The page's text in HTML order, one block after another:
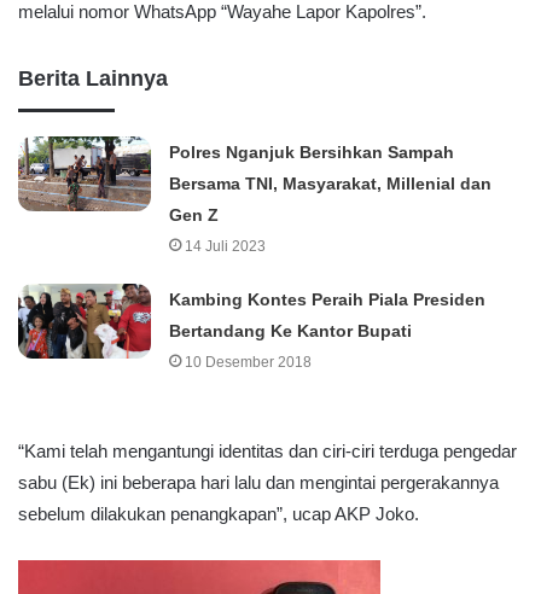
melalui nomor WhatsApp “Wayahe Lapor Kapolres”.
Berita Lainnya
Polres Nganjuk Bersihkan Sampah
Bersama TNI, Masyarakat, Millenial dan
Gen Z
14 Juli 2023
Kambing Kontes Peraih Piala Presiden
Bertandang Ke Kantor Bupati
10 Desember 2018
“Kami telah mengantungi identitas dan ciri-ciri terduga pengedar
sabu (Ek) ini beberapa hari lalu dan mengintai pergerakannya
sebelum dilakukan penangkapan”, ucap AKP Joko.